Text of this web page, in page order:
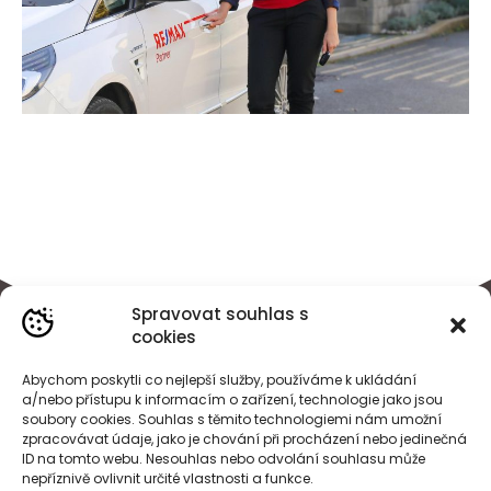
Spravovat souhlas s
cookies
Abychom poskytli co nejlepší služby, používáme k ukládání
a/nebo přístupu k informacím o zařízení, technologie jako jsou
soubory cookies. Souhlas s těmito technologiemi nám umožní
zpracovávat údaje, jako je chování při procházení nebo jedinečná
ID na tomto webu. Nesouhlas nebo odvolání souhlasu může
nepříznivě ovlivnit určité vlastnosti a funkce.